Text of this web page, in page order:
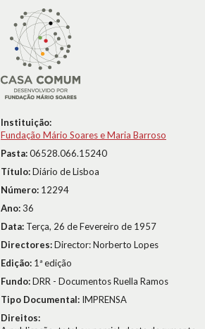
Instituição:
Fundação Mário Soares e Maria Barroso
Pasta:06528.066.15240
Título:Diário de Lisboa
Número: 12294
Ano:36
Data: Terça, 26 de Fevereiro de 1957
Directores:Director: Norberto Lopes
Edição: 1ª edição
Fundo:DRR - Documentos Ruella Ramos
Tipo Documental: IMPRENSA
Direitos: